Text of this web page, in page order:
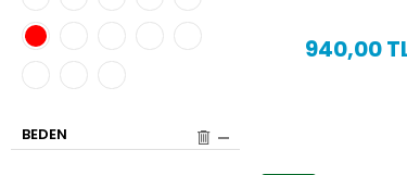
BEDEN
940,00